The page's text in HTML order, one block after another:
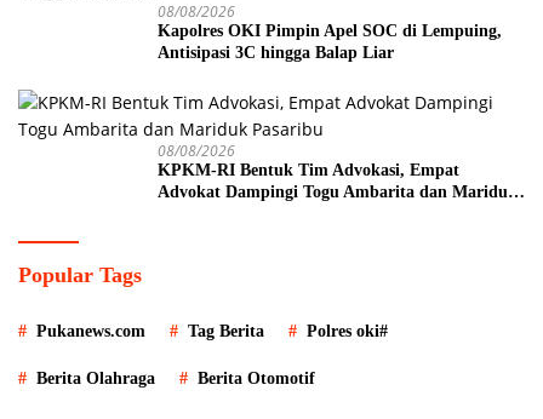
08/08/2026
Kapolres OKI Pimpin Apel SOC di Lempuing,
Antisipasi 3C hingga Balap Liar
08/08/2026
KPKM-RI Bentuk Tim Advokasi, Empat
Advokat Dampingi Togu Ambarita dan Mariduk
Popular Tags
Pukanews.com Tag Berita Polres oki#
Berita Olahraga Berita Otomotif